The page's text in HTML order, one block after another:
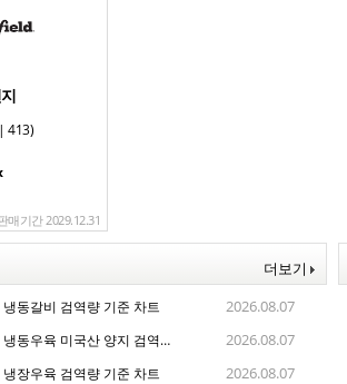
413)
매기간 2029.12.31
더보기
동갈비 검역량 기준 차트 2026.08.07
2026년 7월 기준 냉동우육 미국산 양지 검역량 기준 차트 2026.08.07
장우육 검역량 기준 차트 2026.08.07